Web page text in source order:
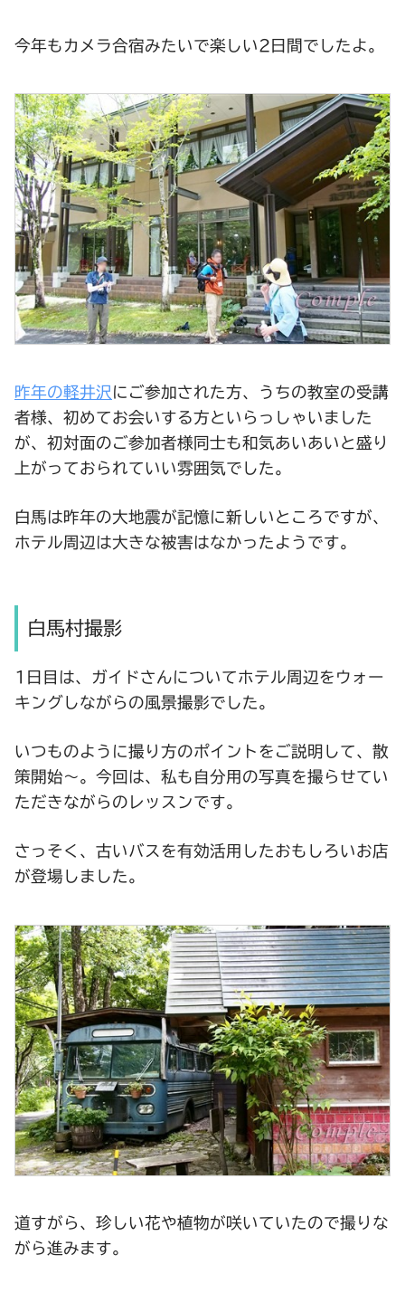
今年もカメラ合宿みたいで楽しい2日間でしたよ。
昨年の軽井沢 にご参加された方、うちの教室の受講
者様、初めてお会いする方といらっしゃいました
が、初対面のご参加者様同士も和気あいあいと盛り
上がっておられていい雰囲気でした。
白馬は昨年の大地震が記憶に新しいところですが、
ホテル周辺は大きな被害はなかったようです。
白馬村撮影
1日目は、ガイドさんについてホテル周辺をウォー
キングしながらの風景撮影でした。
いつものように撮り方のポイントをご説明して、散
策開始～。今回は、私も自分用の写真を撮らせてい
ただきながらのレッスンです。
さっそく、古いバスを有効活用したおもしろいお店
が登場しました。
道すがら、珍しい花や植物が咲いていたので撮りな
がら進みます。